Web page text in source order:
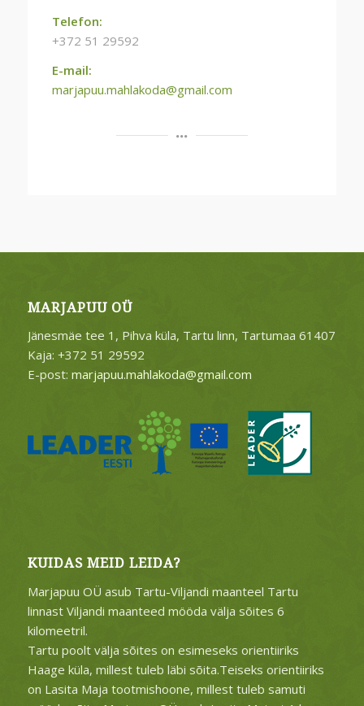
Telefon:
+372 51 29592
E-mail:
marjapuu.mahlakoda@gmail.com
MARJAPUU OÜ
Jänesmäe tee 1, Pihva küla, Tartu linn, Tartumaa 61407
Kaja: +372 51 29592
E-post: marjapuu.mahlakoda@gmail.com
KUIDAS MEID LEIDA?
Marjapuu OÜ asub Tartu-Viljandi maanteel Tartu
linnast Viljandi maanteed mööda välja sõites 6
kilomeetril.
Tartu poolt välja sõites on esimeseks orientiiriks
Haage küla, millest tuleb läbi sõita.Teiseks orientiiriks
on Lasita Maja tootmishoone, millest tuleb samuti